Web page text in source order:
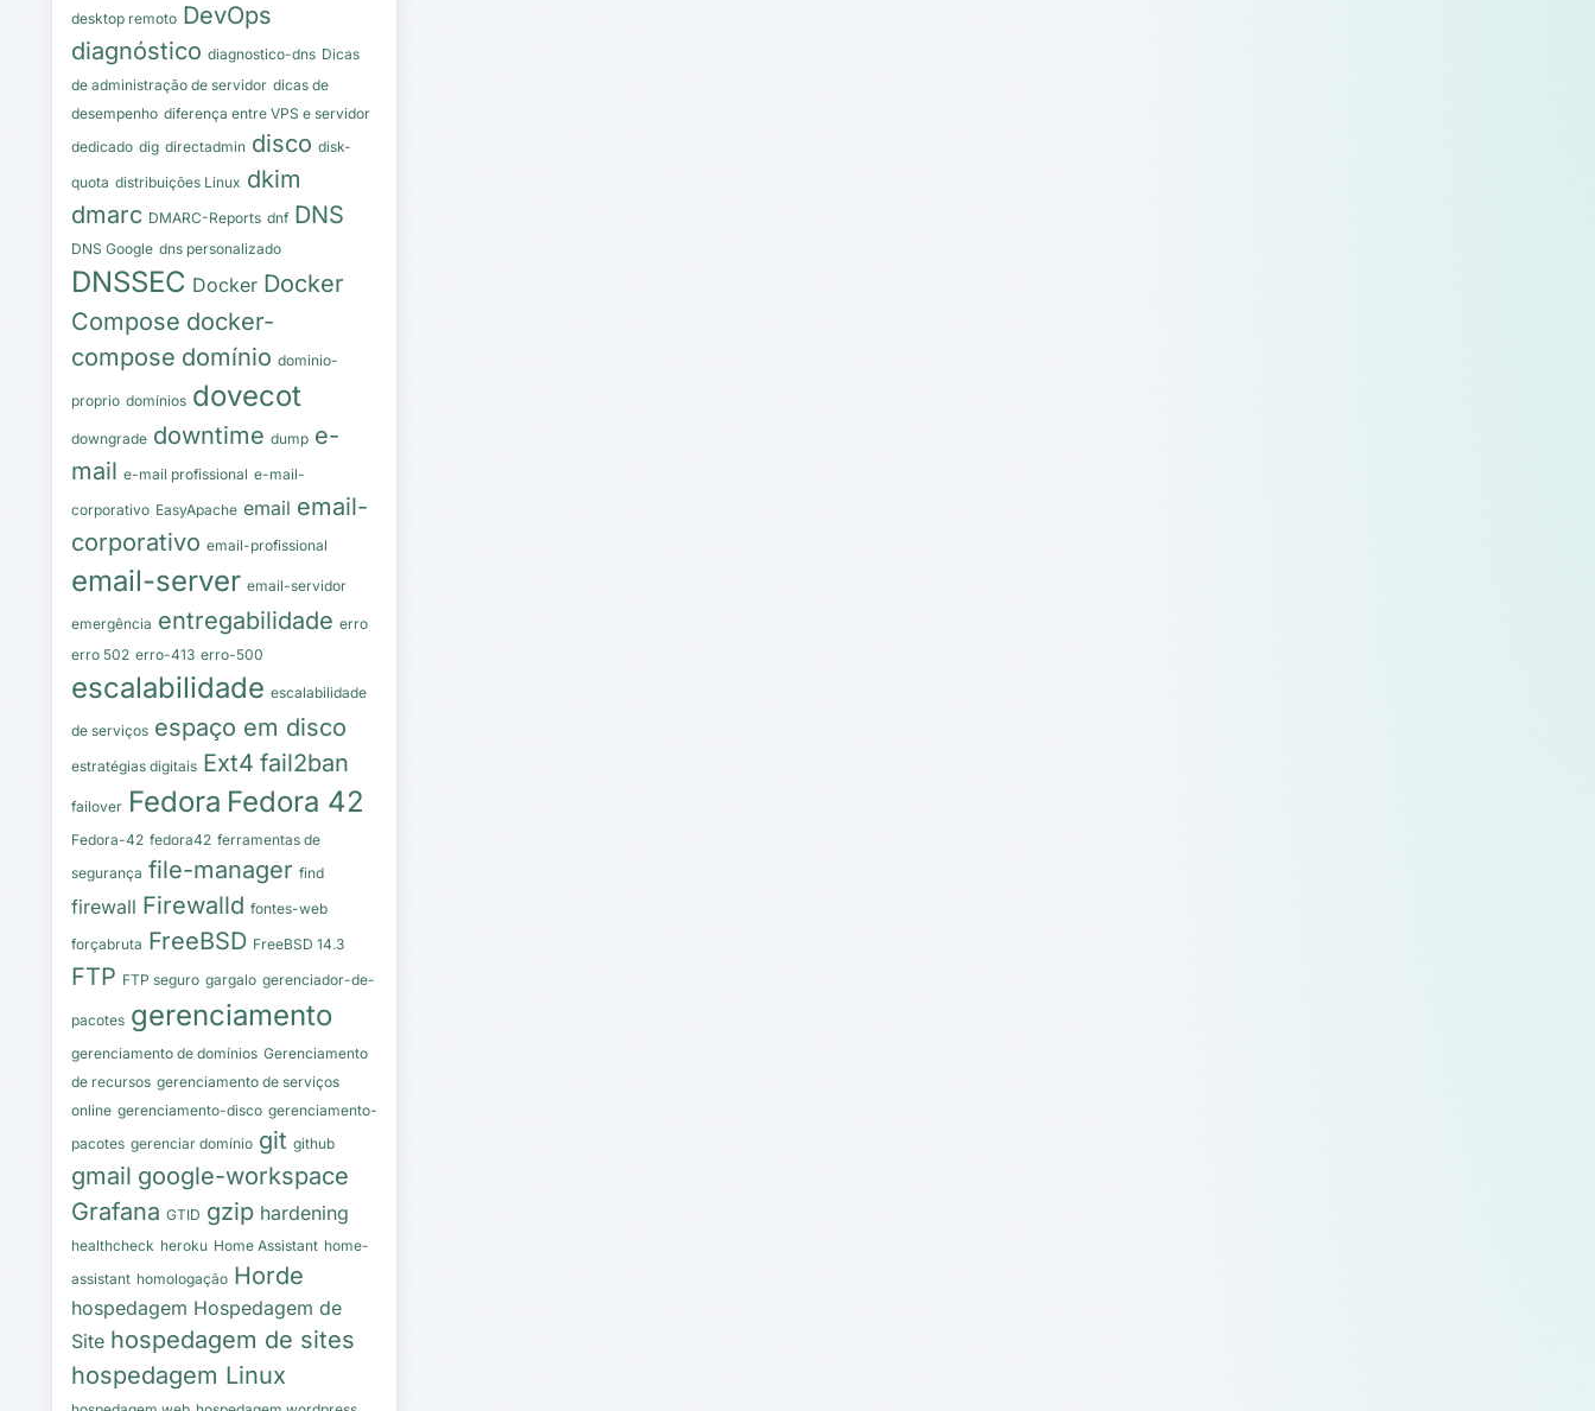
desktop remoto DevOps
diagnóstico diagnostico-dns Dicas
de administração de servidor dicas de
desempenho diferença entre VPS e servidor
dedicado dig directadmin disco disk-
quota distribuições Linux dkim
dmarc DMARC-Reports dnf DNS
DNS Google dns personalizado
DNSSEC Docker Docker
Compose docker-
compose domínio dominio-
proprio domínios dovecot
downgrade downtime dump e-
mail e-mail profissional e-mail-
corporativo EasyApache email email-
corporativo email-profissional
email-server email-servidor
emergência entregabilidade erro
erro 502 erro-413 erro-500
escalabilidade escalabilidade
de serviços espaço em disco
estratégias digitais Ext4 fail2ban
failover Fedora Fedora 42
Fedora-42 fedora42 ferramentas de
segurança file-manager find
firewall Firewalld fontes-web
forçabruta FreeBSD FreeBSD 14.3
FTP FTP seguro gargalo gerenciador-de-
pacotes gerenciamento
gerenciamento de domínios Gerenciamento
de recursos gerenciamento de serviços
online gerenciamento-disco gerenciamento-
pacotes gerenciar domínio git github
gmail google-workspace
Grafana GTID gzip hardening
healthcheck heroku Home Assistant home-
assistant homologação Horde
hospedagem Hospedagem de
Site hospedagem de sites
hospedagem Linux